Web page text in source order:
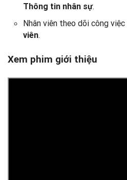
Thông tin nhân sự.
Nhân viên theo dõi công
viên.
Xem phim giới thiệu